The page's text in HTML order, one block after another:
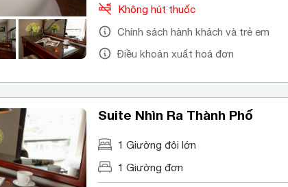
Không hút thuốc
Chính sách hành khách và trẻ em
Điều khoản xuất hoá đơn
Suite Nhìn Ra Thành Phố
1 Giường đôi lớn
1 Giường đơn